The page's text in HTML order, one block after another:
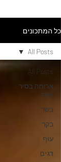
כל המתכונים
All Posts
ארוחה בסיר
אחד
בשר
בקר
עוף
דגים
All Posts